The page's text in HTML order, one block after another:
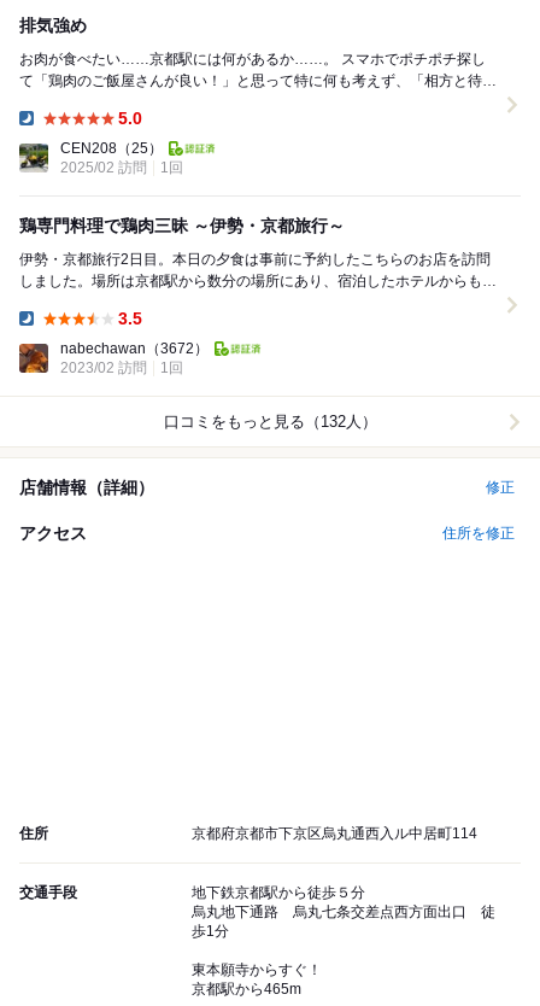
排気強め
お肉が食べたい……京都駅には何があるか……。 スマホでポチポチ探し
て「鶏肉のご飯屋さんが良い！」と思って特に何も考えず、「相方と待ち
5.0
CEN208 （25）
2025/02 訪問
1回
鶏専門料理で鶏肉三昧 ～伊勢・京都旅行～
伊勢・京都旅行2日目。本日の夕食は事前に予約したこちらのお店を訪問
しました。場所は京都駅から数分の場所にあり、宿泊したホテルからも徒
3.5
nabechawan （3672）
2023/02 訪問
1回
口コミをもっと見る（132人）
店舗情報（詳細） 修正
アクセス 住所を修正
住所 京都府京都市下京区烏丸通西入ル中居町114
交通手段
地下鉄京都駅から徒歩５分
烏丸地下通路 烏丸七条交差点西方面出口 徒
歩1分
東本願寺からすぐ！
京都駅から465m